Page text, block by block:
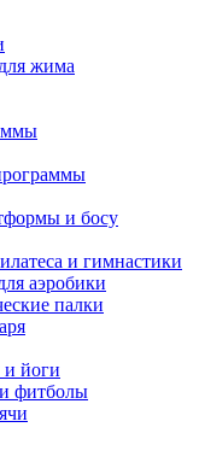
жима
и босу
и гимнастики
аэробики
палки
и йоги
фитболы